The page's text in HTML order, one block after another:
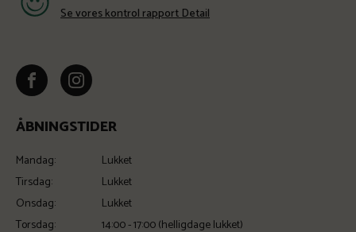
Se vores kontrol rapport Detail
ÅBNINGSTIDER
Mandag:
Lukket
Tirsdag:
Lukket
Onsdag:
Lukket
Torsdag:
14:00 - 17:00 (helligdage lukket)